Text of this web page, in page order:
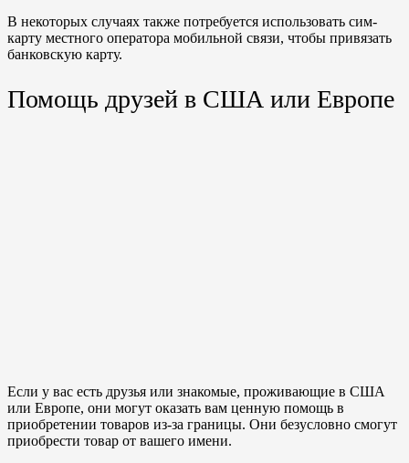
В некоторых случаях также потребуется использовать сим-
карту местного оператора мобильной связи, чтобы привязать
банковскую карту.
Помощь друзей в США или Европе
Если у вас есть друзья или знакомые, проживающие в США
или Европе, они могут оказать вам ценную помощь в
приобретении товаров из-за границы. Они безусловно смогут
приобрести товар от вашего имени.